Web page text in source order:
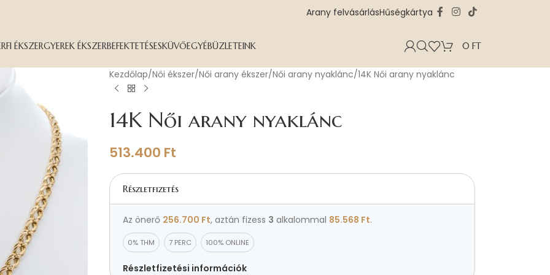
Arany felvásárlásHűségkártya
ÉKSZERGYEREK ÉKSZERBEFEKTETÉSESKÜVŐEGYÉBÜZLETEINK 0 FT
Kezdőlap Női ékszer Női arany ékszer Női arany nyaklánc 14K Női arany nyaklánc
14K Női arany nyaklánc
513.400 Ft
Részletfizetés
Az önerő 256.700 Ft, aztán fizess 3 alkalommal 85.568 Ft.
0% THM 7 PERC 100% ONLINE
Részletfizetési információk